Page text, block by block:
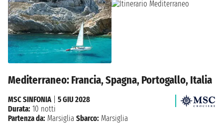
Mediterraneo: Francia, Spagna, Portogallo, Italia
MSC SINFONIA| 5 GIU 2028
Durata: 10 notti
Partenza da: Marsiglia Sbarco: Marsiglia